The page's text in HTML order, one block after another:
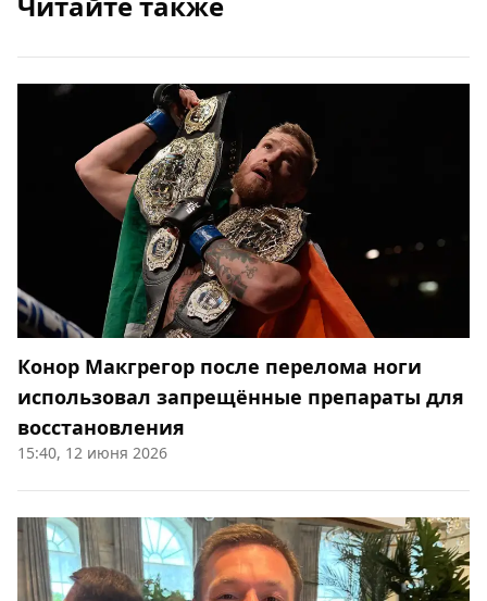
Конор Макгрегор после перелома ноги
использовал запрещённые препараты для
восстановления
15:40, 12 июня 2026